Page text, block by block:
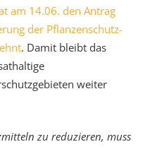
am 14.06. den Antrag
der Pflanzenschutz-
. Damit bleibt das
weiter
zu reduzieren, muss